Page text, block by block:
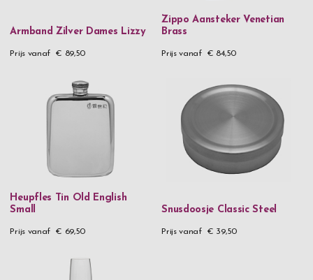
Armband Zilver Dames Lizzy
Prijs vanaf € 89,50
Zippo Aansteker Venetian
Brass
Prijs vanaf € 84,50
Heupfles Tin Old English
Small
Prijs vanaf € 69,50
Snusdoosje Classic Steel
Prijs vanaf € 39,50